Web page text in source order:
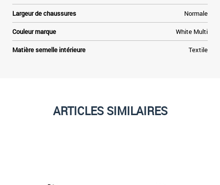
Largeur de chaussures Normale
Couleur marque White Multi
Matière semelle intérieure Textile
ARTICLES SIMILAIRES